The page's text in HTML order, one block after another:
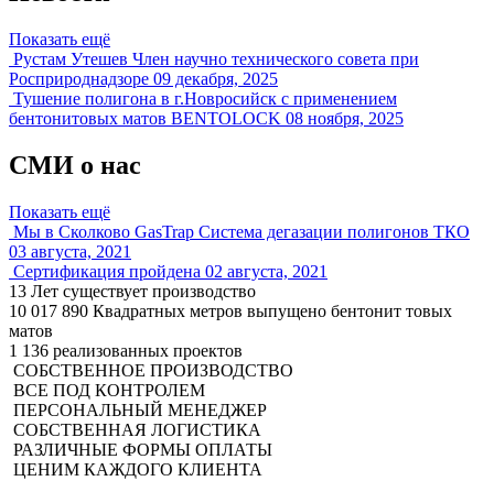
Показать ещё
Рустам Утешев Член научно технического совета при
Росприроднадзоре 09 декабря, 2025
Тушение полигона в г.Новросийск с применением
бентонитовых матов BENTOLOCK 08 ноября, 2025
СМИ о нас
Показать ещё
Мы в Сколково GasTrap Система дегазации полигонов ТКО
03 августа, 2021
Сертификация пройдена 02 августа, 2021
13 Лет существует производство
10 017 890 Квадратных метров выпущено бентонит товых
матов
1 136 реализованных проектов
СОБСТВЕННОЕ ПРОИЗВОДСТВО
ВСЕ ПОД КОНТРОЛЕМ
ПЕРСОНАЛЬНЫЙ МЕНЕДЖЕР
СОБСТВЕННАЯ ЛОГИСТИКА
РАЗЛИЧНЫЕ ФОРМЫ ОПЛАТЫ​
ЦЕНИМ КАЖДОГО КЛИЕНТА